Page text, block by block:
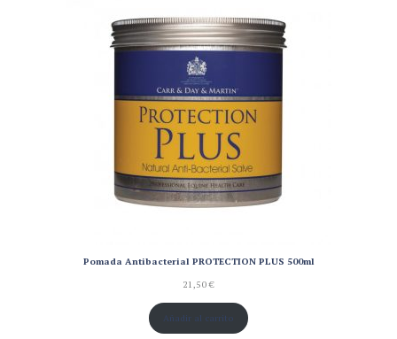
Pomada Antibacterial PROTECTION PLUS 500ml
21,50€
Añadir al carrito